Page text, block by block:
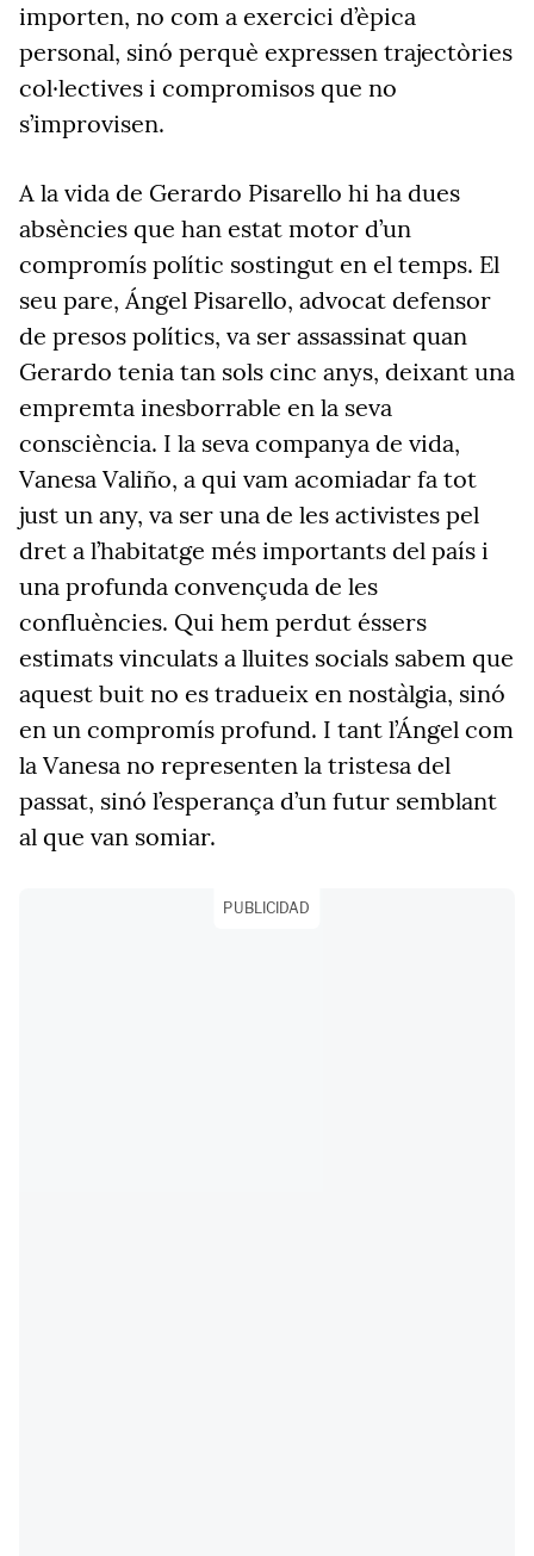
importen, no com a exercici d’èpica
personal, sinó perquè expressen trajectòries
col·lectives i compromisos que no
s’improvisen.
A la vida de Gerardo Pisarello hi ha dues
absències que han estat motor d’un
compromís polític sostingut en el temps. El
seu pare, Ángel Pisarello, advocat defensor
de presos polítics, va ser assassinat quan
Gerardo tenia tan sols cinc anys, deixant una
empremta inesborrable en la seva
consciència. I la seva companya de vida,
Vanesa Valiño, a qui vam acomiadar fa tot
just un any, va ser una de les activistes pel
dret a l’habitatge més importants del país i
una profunda convençuda de les
confluències. Qui hem perdut éssers
estimats vinculats a lluites socials sabem que
aquest buit no es tradueix en nostàlgia, sinó
en un compromís profund. I tant l’Ángel com
la Vanesa no representen la tristesa del
passat, sinó l’esperança d’un futur semblant
al que van somiar.
PUBLICIDAD